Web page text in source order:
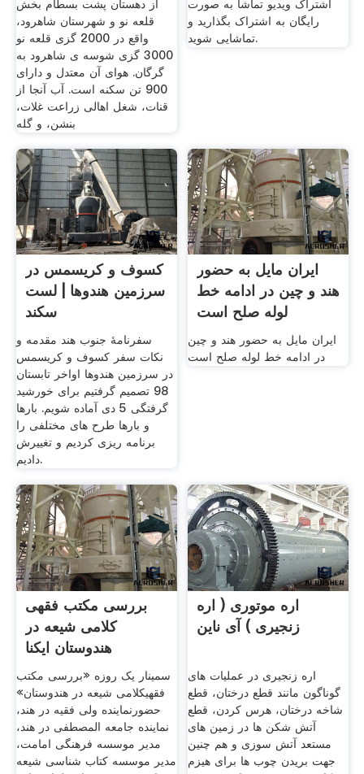
از دهستان پشت بسطام بخش
قلعه نو و شهرستان شاهرود،
واقع در 2000 گزی قلعه نو
3000 گزی شوسه ی شاهرود به
گرگان. هوای آن معتدل و دارای
900 تن سکنه است. آب آنجا از
قنات، شغل اهالی زراعت غلات،
بنشن، و گله
اشتراک ویدیو تماشا به صورت
رایگان به اشتراک بگذارید و
تماشایی شوید.
کسوف و کریسمس در
سرزمین هندوها | لست
سکند
سفرنامۀ جنوب هند مقدمه و
نکات سفر کسوف و کریسمس
در سرزمین هندوها اواخر تابستان
98 تصمیم گرفتیم برای خورشید
گرفتگی 5 دی آماده شویم. بارها
و بارها طرح های مختلفی را
برنامه ریزی کردیم و تغییرش
دادیم.
ایران مایل به حضور
هند و چین در ادامه خط
لوله صلح است
ایران مایل به حضور هند و چین
در ادامه خط لوله صلح است
بررسی مکتب فقهی
کلامی شیعه در
هندوستان ایکنا
سمینار یک روزه «بررسی مکتب
فقهیکلامی شیعه در هندوستان»
حضورنماینده ولی فقیه در هند،
نماینده جامعه المصطفی در هند،
مدیر موسسه فرهنگی امامت،
مدیر موسسه کتاب شناسی شیعه
اره موتوری ( اره
زنجیری ) آی ناین
اره زنجیری در عملیات های
گوناگون مانند قطع درختان، قطع
شاخه درختان، هرس کردن، قطع
آتش شکن ها در زمین های
مستعد آتش سوزی و هم چنین
جهت بریدن چوب ها برای هیزم